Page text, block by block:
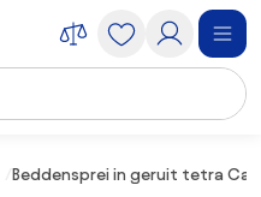
Beddensprei in geruit tetra